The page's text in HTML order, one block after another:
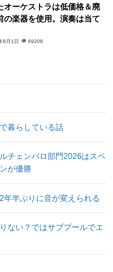
オーケストラは低価格＆廃
の楽器を使用。演奏は当て
8月1日 69208
暮らしている話
チェンバロ部門2026はスペ
が優勝
年半ぶりに音が変えられる
ない？ではサブプールでエ